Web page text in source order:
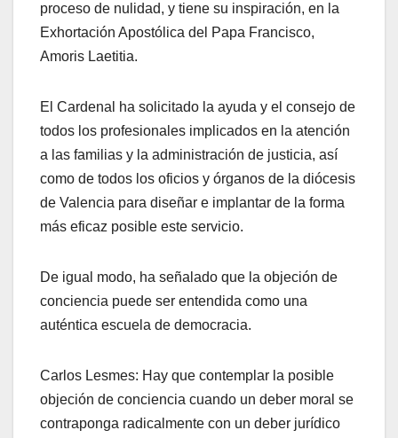
proceso de nulidad, y tiene su inspiración, en la
Exhortación Apostólica del Papa Francisco,
Amoris Laetitia.
El Cardenal ha solicitado la ayuda y el consejo de
todos los profesionales implicados en la atención
a las familias y la administración de justicia, así
como de todos los oficios y órganos de la diócesis
de Valencia para diseñar e implantar de la forma
más eficaz posible este servicio.
De igual modo, ha señalado que la objeción de
conciencia puede ser entendida como una
auténtica escuela de democracia.
Carlos Lesmes: Hay que contemplar la posible
objeción de conciencia cuando un deber moral se
contraponga radicalmente con un deber jurídico